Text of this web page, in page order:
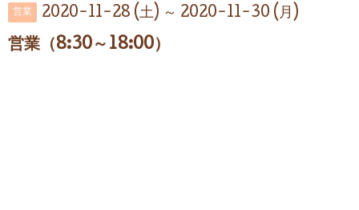
営業 2020-11-28 (土) ～ 2020-11-30 (月)
営業（8:30～18:00）